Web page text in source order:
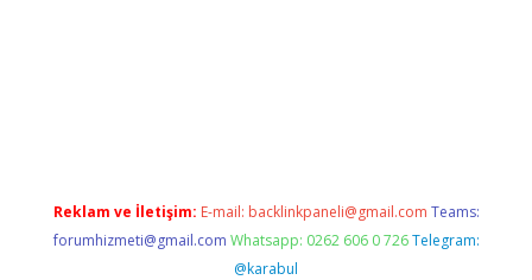
Reklam ve İletişim: E-mail: backlinkpaneli@gmail.com Teams:
forumhizmeti@gmail.com Whatsapp: 0262 606 0 726 Telegram:
@karabul